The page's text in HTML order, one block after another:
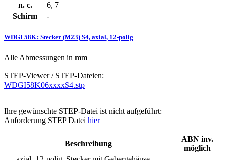
n. c.
6, 7
Schirm
-
WDGI 58K: Stecker (M23) S4, axial, 12-polig
Alle Abmessungen in mm
STEP-Viewer / STEP-Dateien:
WDGI58K06xxxxS4.stp
Ihre gewünschte STEP-Datei ist nicht aufgeführt:
Anforderung STEP Datei hier
Beschreibung
ABN inv.
möglich